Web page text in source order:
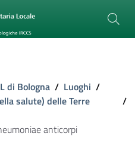
di Bologna / Luoghi /
salute) delle Terre
/
anticorpi